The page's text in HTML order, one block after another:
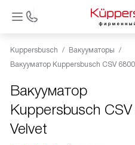
Kuppersbusch
Вакууматоры
Вакууматор Kuppersbusch CSV
Вакууматор
Kuppersbusch
Velvet